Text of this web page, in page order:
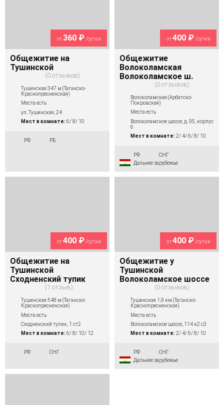
от 360 ₽/сутки
Общежитие на
Тушинской
0 отзывов
Тушинская 347 м (Таганско-
Краснопресненская)
Места есть
ул. Тушинская, 24
Мест в комнате: 6/ 8/ 10
РФ РБ
от400 ₽/сутки
Общежитие
Волоколамская
Волоколамское ш.
0 отзывов
Волоколамская (Арбатско-
Покровская)
Места есть
Волоколамское шоссе, д. 95, корпус
6
Мест в комнате: 2/ 4/ 6/ 8/ 10
РФ
СНГ
Дальнее зарубежье
от400 ₽/сутки
Общежитие на
Тушинской
Сходненский тупик
1 отзыв
Тушинская 548 м (Таганско-
Краснопресненская)
Места есть
Сходненский тупик, 1 ст2
Мест в комнате: 6/ 8/ 10/ 12
РФ СНГ
от400 ₽/сутки
Общежитие у
Тушинской
Волоколамское шоссе
0 отзывов
Тушинская 1,9 км (Таганско-
Краснопресненская)
Места есть
Волоколамское шоссе, 114 к2 с3
Мест в комнате: 2/ 4/ 6/ 8/ 10
РФ
СНГ
Дальнее зарубежье